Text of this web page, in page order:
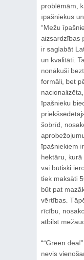
problēmām,
īpašniekus
“Mežu
aizsardzības
ir saglabāt
un kvalitāti.
nonākuši
formāli, bet
īpašnieku
šobrīd,
īpašniekiem
hektāru,
vai būtiski
tiek maksāti
būt pat
vērtības.
rīcību,
atbilst
““Green
nevis